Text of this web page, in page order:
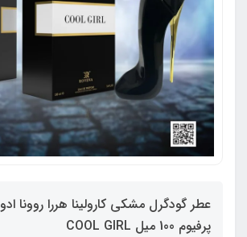
عطر گودگرل مشکی کارولینا هررا روونا ادو
پرفیوم 100 میل COOL GIRL